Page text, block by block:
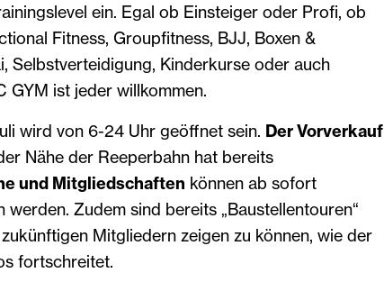
ein. Egal ob Einsteiger oder Profi, ob
Fitness, Groupfitness, BJJ, Boxen &
Selbstverteidigung, Kinderkurse oder auch
GYM ist jeder willkommen.
wird von 6-24 Uhr geöffnet sein. Der Vorverkauf
Nähe der Reeperbahn hat bereits
und Mitgliedschaften können ab sofort
Zudem sind bereits „Baustellentouren“
Mitgliedern zeigen zu können, wie der
fortschreitet.